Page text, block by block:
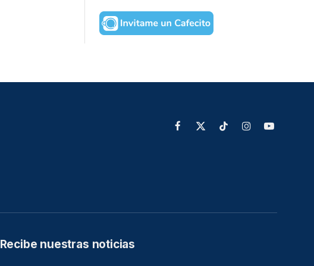
Facebook
X
TikTokInstagramYouTube
Recibe nuestras noticias